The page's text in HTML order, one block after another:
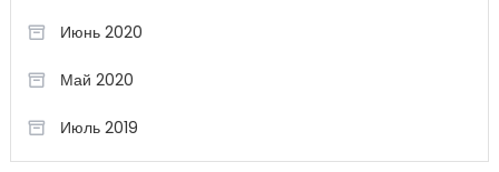
Июнь 2020
Май 2020
Июль 2019